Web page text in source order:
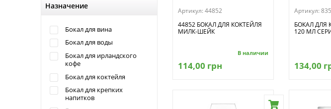
Назначение
Бокал для вина
Бокал для воды
Бокал для ирландского
кофе
Бокал для коктейля
Бокал для крепких
напитков
Артикул: 44852
44852 БОКАЛ ДЛЯ КОКТЕЙЛЯ
МИЛК-ШЕЙК
В наличии
114,00 грн
Артикул:
БОКАЛ ДЛЯ
120 МЛ
134,00